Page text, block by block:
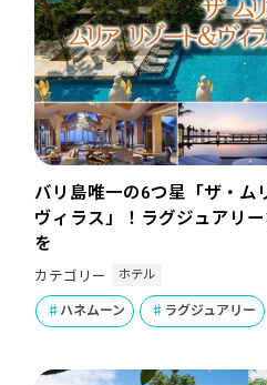
バリ島唯一の6つ星「ザ・ム
ヴィラス」！ラグジュアリ
を
カテゴリー ホテル
ハネムーン ラグジュアリー